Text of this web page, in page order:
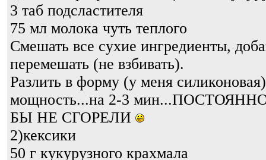
3 таб подсластителя
75 мл молока чуть теплого
Смешать все сухие ингредиенты,
перемешать (не взбивать).
Разлить в форму (у меня
мощность...на 2-3
БЫ НЕ СГОРЕЛИ
2)кексики
50 г кукурузного крахмала